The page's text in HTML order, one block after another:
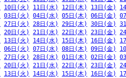
10日(火) 11日(水) 12日(木) 13日(金)
03日(火) 04日(水) 05日(木) 06日(金)
27日(火) 28日(水) 29日(木) 30日(金)
20日(火) 21日(水) 22日(木) 23日(金)
13日(火) 14日(水) 15日(木) 16日(金)
06日(火) 07日(水) 08日(木) 09日(金)
27日(火) 28日(水) 01日(木) 02日(金)
20日(火) 21日(水) 22日(木) 23日(金)
13日(火) 14日(水) 15日(木) 16日(金)